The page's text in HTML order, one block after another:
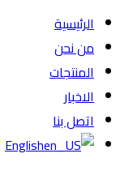
الرئيسية
من نحن
المنتجات
الاخبار
اتصل بنا
English